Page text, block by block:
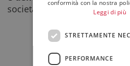
societario.
conformità con la nostra
Leggi di più
STRETTAMENTE
PERFORMANCE